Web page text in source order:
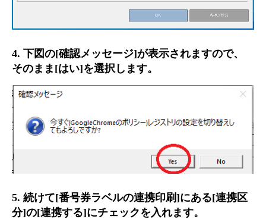
4. 下図の[確認メッセージ]が表示されますので、
そのまま[はい]を選択します。
5. 続けて[番号券ラベルの連携印刷]にある[連携区
分]の[連携する]にチェックを入れます。